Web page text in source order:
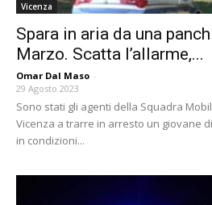
Vicenza
Spara in aria da una
Marzo. Scatta l’allarme,...
Omar Dal Maso -
29 Agosto 2023
Sono stati gli agenti della Squadra
Vicenza a trarre in arresto un giovane
in condizioni...